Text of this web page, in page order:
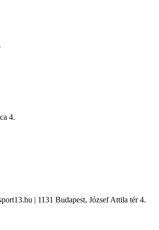
4.
| 1131 Budapest, József Attila tér 4.